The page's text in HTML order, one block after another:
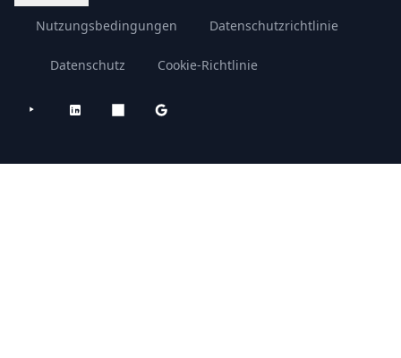
Nutzungsbedingungen Datenschutzrichtlinie
Datenschutz Cookie-Richtlinie